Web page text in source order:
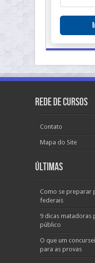
Rede de Cursos
Contato
Mapa do Site
Últimas
Como se preparar
federais
9 dicas matadoras
público
O que um
para as provas